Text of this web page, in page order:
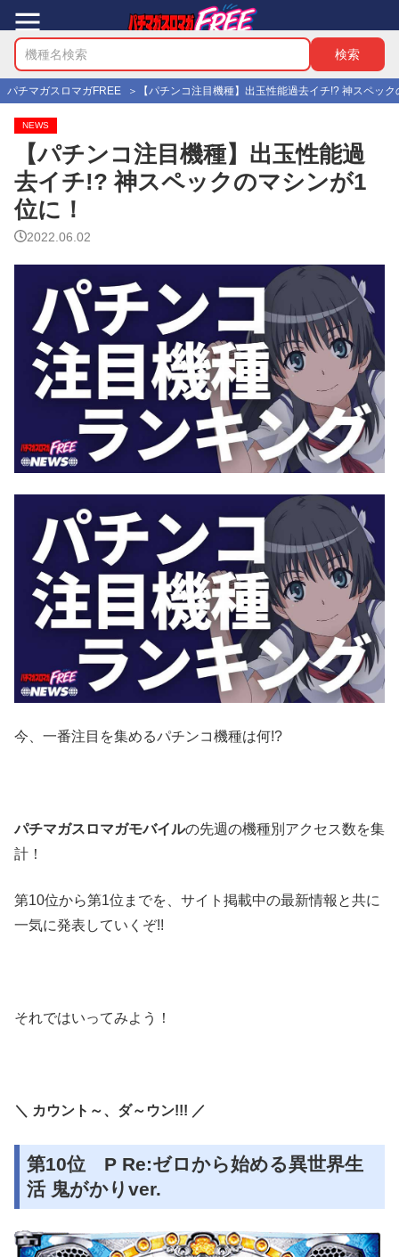
パチマガスロマガFREE 【パチンコ注目機種】出玉性能過去イチ!? 神スペッ
NEWS
【パチンコ注目機種】出玉性能過
去イチ!? 神スペックのマシンが1
位に！
2022.06.02
今、一番注目を集めるパチンコ機種は何!?
パチマガスロマガモバイルの先週の機種別アクセス数を集
計！
第10位から第1位までを、サイト掲載中の最新情報と共に
一気に発表していくぞ!!
それではいってみよう！
＼ カウント～、ダ～ウン!!! ／
第10位 P Re:ゼロから始める異世界生
活 鬼がかりver.